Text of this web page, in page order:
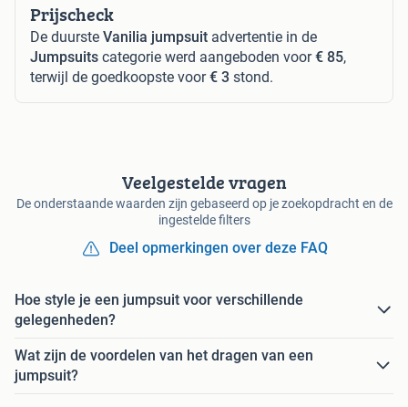
Prijscheck
De duurste Vanilia jumpsuit advertentie in de
Jumpsuits categorie werd aangeboden voor€ 85,
terwijl de goedkoopste voor€ 3 stond.
Veelgestelde vragen
De onderstaande waarden zijn gebaseerd op je zoekopdracht en de
ingestelde filters
Deel opmerkingen over deze FAQ
Hoe style je een jumpsuit voor verschillende
gelegenheden?
Wat zijn de voordelen van het dragen van een
jumpsuit?